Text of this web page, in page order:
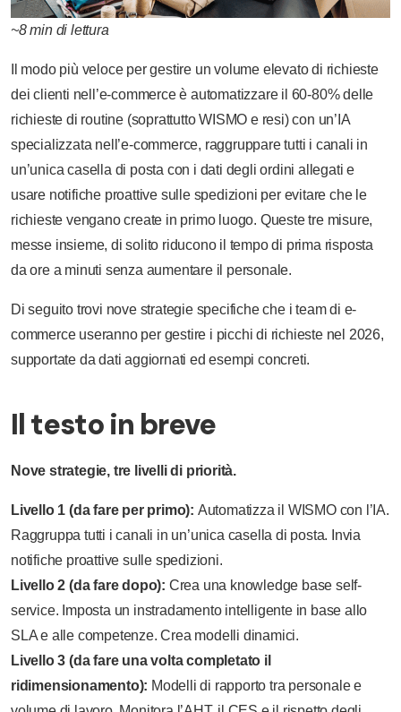
~8 min di lettura
Il modo più veloce per gestire un volume elevato di richieste
dei clienti nell’e-commerce è automatizzare il 60-80% delle
richieste di routine (soprattutto WISMO e resi) con un’IA
specializzata nell’e-commerce, raggruppare tutti i canali in
un’unica casella di posta con i dati degli ordini allegati e
usare notifiche proattive sulle spedizioni per evitare che le
richieste vengano create in primo luogo. Queste tre misure,
messe insieme, di solito riducono il tempo di prima risposta
da ore a minuti senza aumentare il personale.
Di seguito trovi nove strategie specifiche che i team di e-
commerce useranno per gestire i picchi di richieste nel 2026,
supportate da dati aggiornati ed esempi concreti.
Il testo in breve
Nove strategie, tre livelli di priorità.
Livello 1 (da fare per primo): Automatizza il WISMO con l’IA.
Raggruppa tutti i canali in un’unica casella di posta. Invia
notifiche proattive sulle spedizioni.
Livello 2 (da fare dopo): Crea una knowledge base self-
service. Imposta un instradamento intelligente in base allo
SLA e alle competenze. Crea modelli dinamici.
Livello 3 (da fare una volta completato il
ridimensionamento): Modelli di rapporto tra personale e